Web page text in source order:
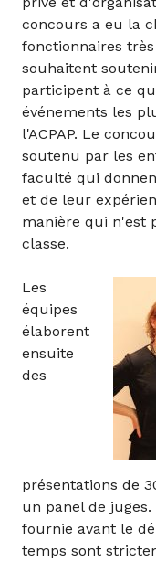
concours a eu la
fonctionnaires
souhaitent
participent à ce
événements les
l'ACPAP. Le
soutenu par les
faculté qui
et de leur
manière qui n'est
classe.
Les
équipes
élaborent
ensuite
des
présentations de
un panel de
fournie avant le
temps sont